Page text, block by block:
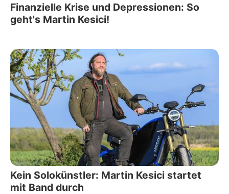
Finanzielle Krise und Depressionen: So
geht's Martin Kesici!
Kein Solokünstler: Martin Kesici startet
mit Band durch